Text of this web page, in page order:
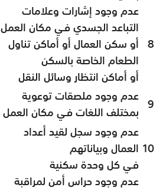
8
عدم وجود إشارات وعلامات
التباعد الجسدي فـي مكان العمل
أو سكن العمال أو أماكن تناول
الطعام الخاصة بالسكن
أو أماكن انتظار وسائل النقل
9 عدم وجود ملصقات توعوية
بمختلف اللغات فـي مكان العمل
10
عدم وجود سجل لقيد أعداد
العمال وبياناتهم
فـي كل وحدة سكنية
عدم وجود حراس أمن لمراقبة